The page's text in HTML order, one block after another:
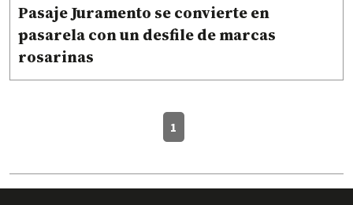
Pasaje Juramento se convierte en
pasarela con un desfile de marcas
rosarinas
1